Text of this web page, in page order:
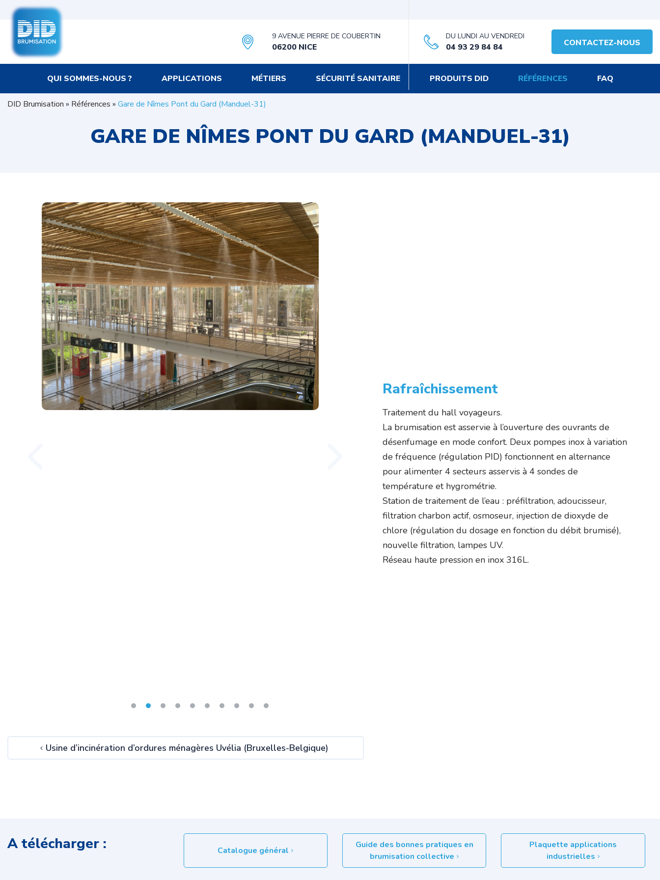
9 AVENUE PIERRE DE COUBERTIN
06200 NICE
DU LUNDI AU VENDREDI
04 93 29 84 84 CONTACTEZ-NOUS
QUI SOMMES-NOUS ? APPLICATIONS MÉTIERS SÉCURITÉ SANITAIRE PRODUITS DID RÉFÉRENCES FAQ
DID Brumisation » Références » Gare de Nîmes Pont du Gard (Manduel-31)
GARE DE NÎMES PONT DU GARD (MANDUEL-31)
Rafraîchissement
Traitement du hall voyageurs.
La brumisation est asservie à l’ouverture des ouvrants de
désenfumage en mode confort. Deux pompes inox à variation
de fréquence (régulation PID) fonctionnent en alternance
pour alimenter 4 secteurs asservis à 4 sondes de
température et hygrométrie.
Station de traitement de l’eau : préfiltration, adoucisseur,
filtration charbon actif, osmoseur, injection de dioxyde de
chlore (régulation du dosage en fonction du débit brumisé),
nouvelle filtration, lampes UV.
Réseau haute pression en inox 316L.
Usine d’incinération d’ordures ménagères Uvélia (Bruxelles-Belgique)
A télécharger : Catalogue général
Guide des bonnes pratiques en
brumisation collective
Plaquette applications
industrielles